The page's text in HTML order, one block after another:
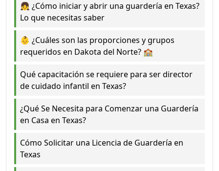
👧 ¿Cómo iniciar y abrir una guardería en Texas?
Lo que necesitas saber
👶 ¿Cuáles son las proporciones y grupos
requeridos en Dakota del Norte? 🏫
Qué capacitación se requiere para ser director
de cuidado infantil en Texas?
¿Qué Se Necesita para Comenzar una Guardería
en Casa en Texas?
Cómo Solicitar una Licencia de Guardería en
Texas